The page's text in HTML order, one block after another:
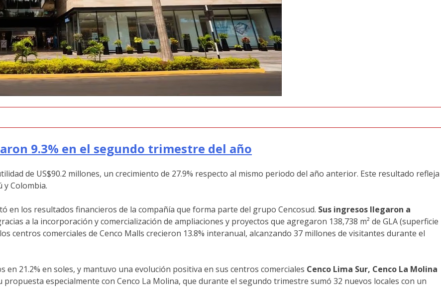
9.3% en el segundo trimestre del año
de US$90.2 millones, un crecimiento de 27.9% respecto al mismo periodo del año anterior. Este resultado refleja
y Colombia.
en los resultados financieros de la compañía que forma parte del grupo Cencosud. Sus ingresos llegaron a
a la incorporación y comercialización de ampliaciones y proyectos que agregaron 138,738 m² de GLA (superficie
centros comerciales de Cenco Malls crecieron 13.8% interanual, alcanzando 37 millones de visitantes durante el
en 21.2% en soles, y mantuvo una evolución positiva en sus centros comerciales Cenco Lima Sur, Cenco La Molina
especialmente con Cenco La Molina, que durante el segundo trimestre sumó 32 nuevos locales con un